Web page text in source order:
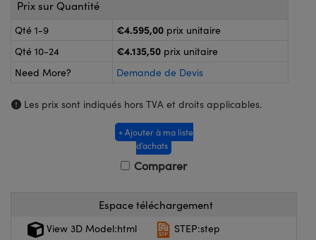
ou Coupleurs
Poche ou à Mesure Directe
Lightpath
Labs™
Prix sur Quantité
Qté 1-9 €4.595,00 prix unitaire
Qté 10-24
€4.135,50 prix unitaire
Need More?
Demande de Devis
Les prix sont indiqués hors TVA et droits applicables.
+ Ajouter à ma liste
d’achats
Comparer
Espace téléchargement
View 3D Model:html
STEP:step